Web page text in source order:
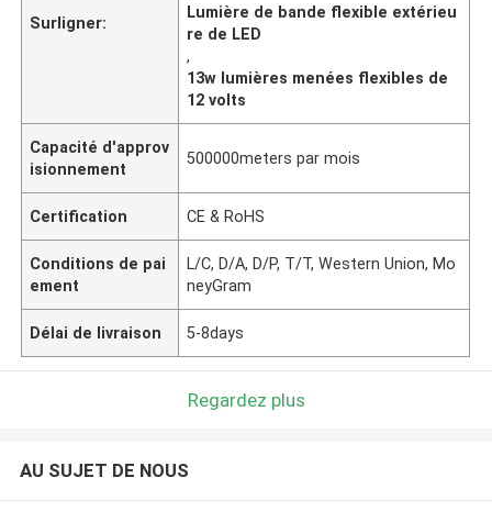
Surligner:
Lumière de bande flexible extérieu
re de LED
,
13w lumières menées flexibles de
12 volts
Capacité d'approv
isionnement
500000meters par mois
Certification CE & RoHS
Conditions de pai
ement
L/C, D/A, D/P, T/T, Western Union, Mo
neyGram
Délai de livraison 5-8days
Regardez plus
AU SUJET DE NOUS